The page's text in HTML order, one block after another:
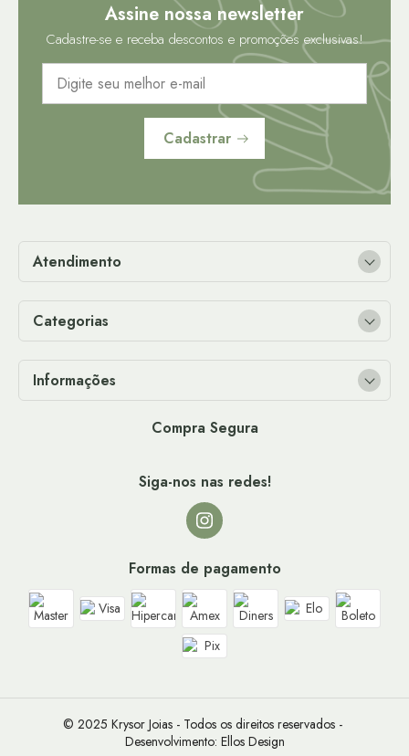
Assine nossa newsletter
Cadastre-se e receba descontos e promoções exclusivas!
Cadastrar
Categorias
Informações
Compra Segura
Atendimento
Siga-nos nas redes!
Formas de pagamento
© 2025 Krysor Joias - Todos os direitos reservados -
Desenvolvimento: Ellos Design